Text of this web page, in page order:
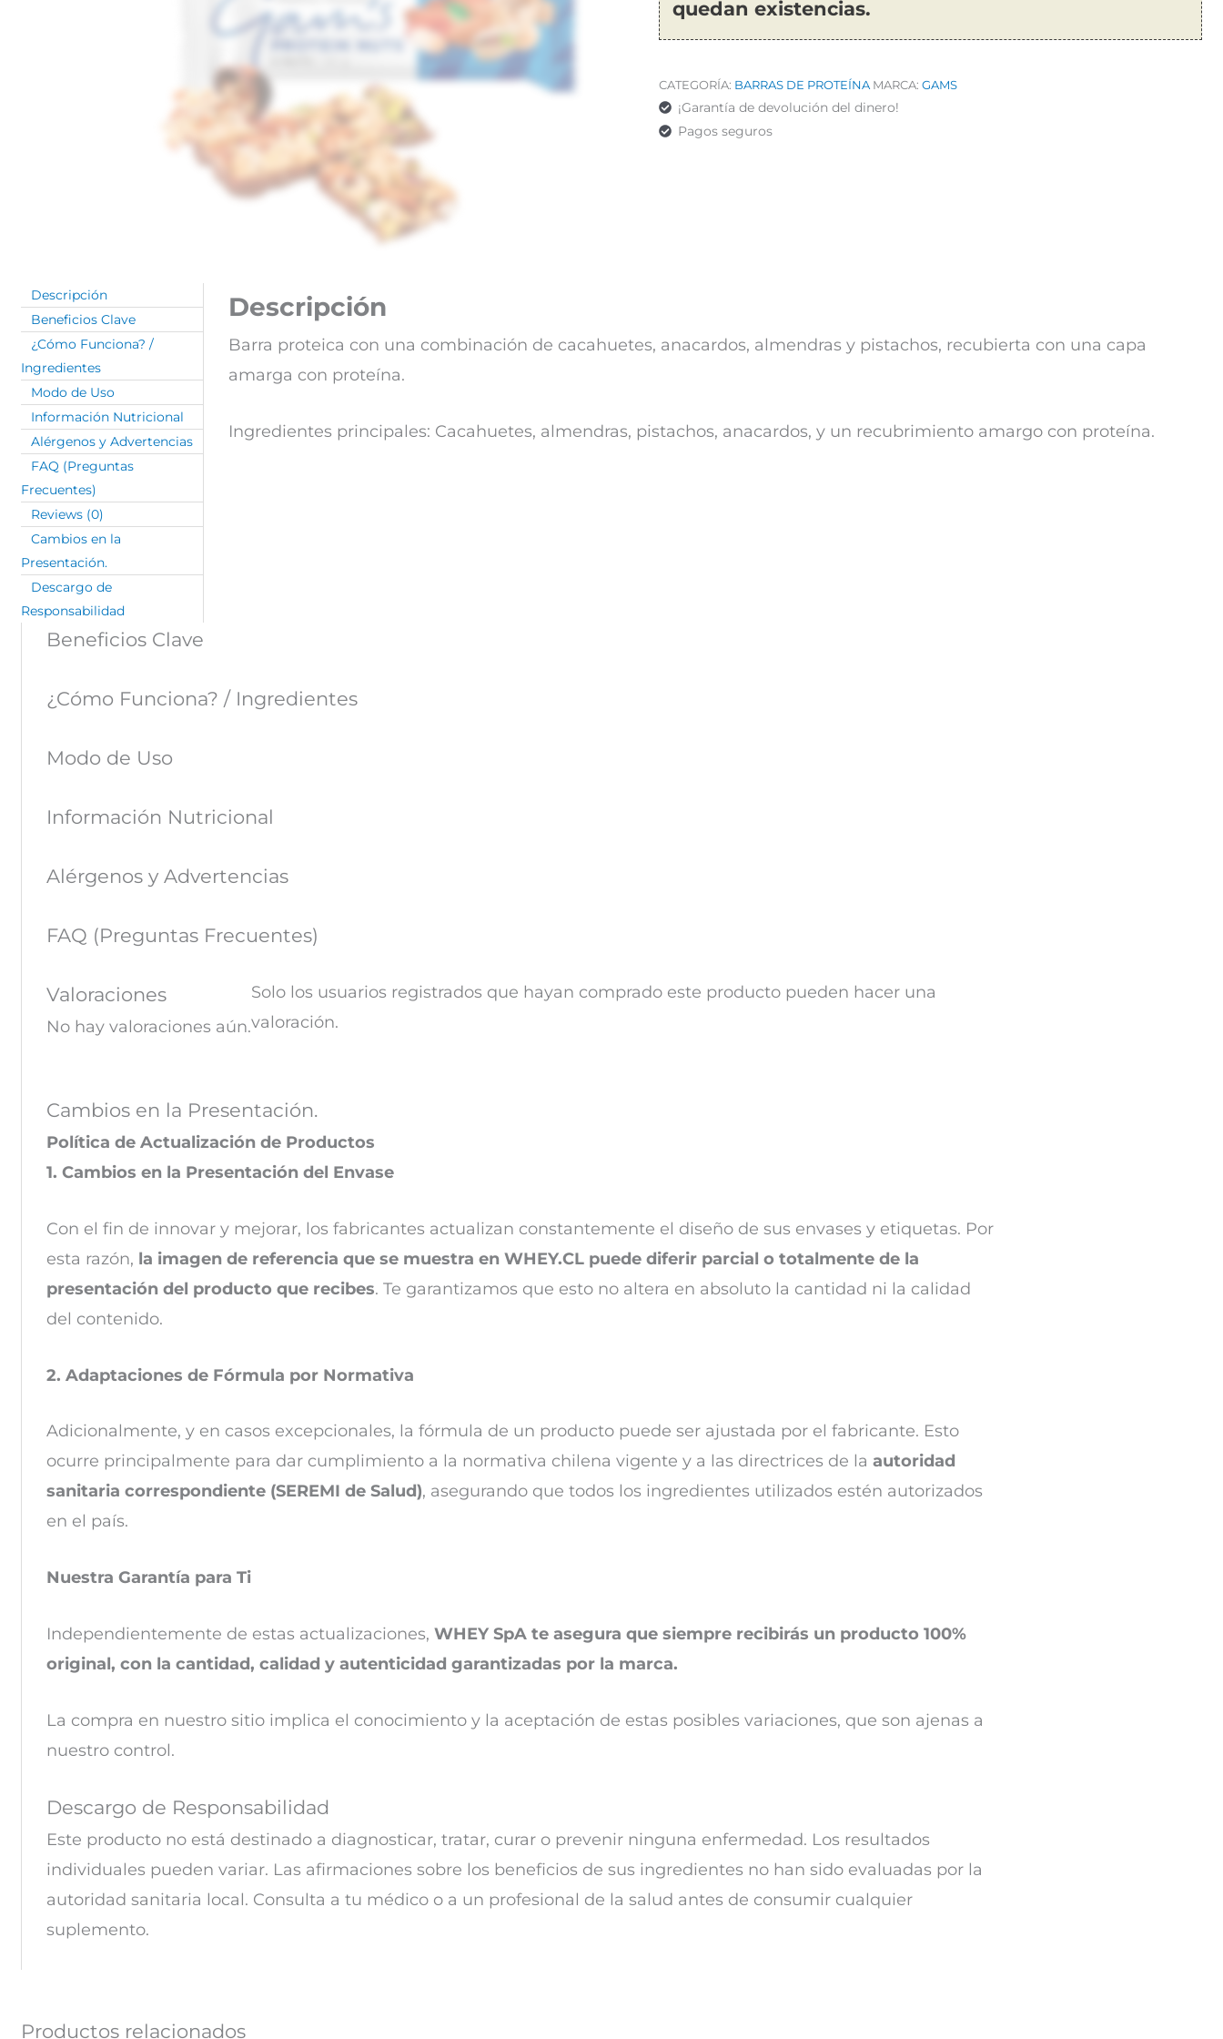
quedan existencias.
CATEGORÍA: BARRAS DE PROTEÍNA MARCA: GAMS
¡Garantía de devolución del dinero!
Pagos seguros
Descripción
Beneficios Clave
¿Cómo Funciona? /
Ingredientes
Modo de Uso
Información Nutricional
Alérgenos y Advertencias
FAQ (Preguntas
Frecuentes)
Reviews (0)
Cambios en la
Presentación.
Descargo de
Responsabilidad
Descripción
Barra proteica con una combinación de cacahuetes, anacardos, almendras y pistachos, recubierta con una capa
amarga con proteína.
Ingredientes principales: Cacahuetes, almendras, pistachos, anacardos, y un recubrimiento amargo con proteína.
Beneficios Clave
¿Cómo Funciona? / Ingredientes
Modo de Uso
Información Nutricional
Alérgenos y Advertencias
FAQ (Preguntas Frecuentes)
Valoraciones
No hay valoraciones aún.
Solo los usuarios registrados que hayan comprado este producto pueden hacer una
valoración.
Cambios en la Presentación.
Política de Actualización de Productos
1. Cambios en la Presentación del Envase
Con el fin de innovar y mejorar, los fabricantes actualizan constantemente el diseño de sus envases y etiquetas. Por
esta razón, la imagen de referencia que se muestra en WHEY.CL puede diferir parcial o totalmente de la
presentación del producto que recibes. Te garantizamos que esto no altera en absoluto la cantidad ni la calidad
del contenido.
2. Adaptaciones de Fórmula por Normativa
Adicionalmente, y en casos excepcionales, la fórmula de un producto puede ser ajustada por el fabricante. Esto
ocurre principalmente para dar cumplimiento a la normativa chilena vigente y a las directrices de la autoridad
sanitaria correspondiente (SEREMI de Salud), asegurando que todos los ingredientes utilizados estén autorizados
en el país.
Nuestra Garantía para Ti
Independientemente de estas actualizaciones, WHEY SpA te asegura que siempre recibirás un producto 100%
original, con la cantidad, calidad y autenticidad garantizadas por la marca.
La compra en nuestro sitio implica el conocimiento y la aceptación de estas posibles variaciones, que son ajenas a
nuestro control.
Descargo de Responsabilidad
Este producto no está destinado a diagnosticar, tratar, curar o prevenir ninguna enfermedad. Los resultados
individuales pueden variar. Las afirmaciones sobre los beneficios de sus ingredientes no han sido evaluadas por la
autoridad sanitaria local. Consulta a tu médico o a un profesional de la salud antes de consumir cualquier
suplemento.
Productos relacionados